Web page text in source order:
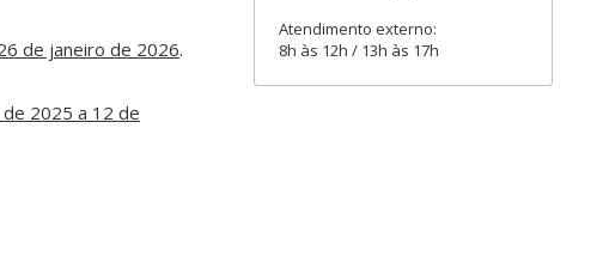
de janeiro de 2026.
2025 a 12 de
Atendimento externo:
8h às 12h / 13h às 17h